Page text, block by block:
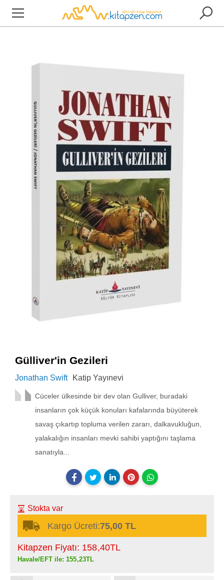
Gülliver'in Gezileri
Jonathan Swift Katip Yayınevi
Cüceler ülkesinde bir dev olan Gulliver, buradaki
insanların çok küçük konuları kafalarında büyüterek
savaş çıkartıp topluma verilen zararı, dalkavukluğun,
yalakalığın insanları mevki sahibi yaptığını taşlama
sanatıyla...
Stokta var
Kargo Ücreti:75,00 TL
Kitapzen Fiyatı: 158,40TL
Havale/EFT ile: 155,23TL